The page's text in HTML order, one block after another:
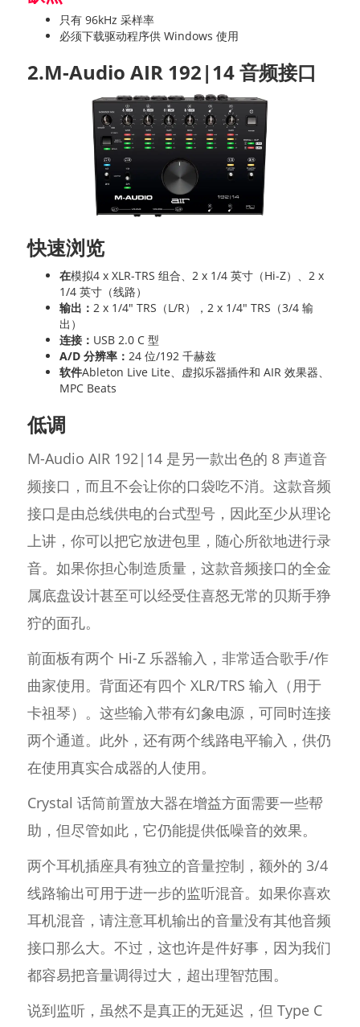
只有 96kHz 采样率
必须下载驱动程序供 Windows 使用
2.M-Audio AIR 192|14 音频接口
快速浏览
在模拟4 x XLR-TRS 组合、2 x 1/4 英寸（Hi-Z）、2 x
1/4 英寸（线路）
输出： 2 x 1/4" TRS（L/R），2 x 1/4" TRS（3/4 输
出）
连接： USB 2.0 C 型
A/D 分辨率： 24 位/192 千赫兹
软件Ableton Live Lite、虚拟乐器插件和 AIR 效果器、
MPC Beats
低调
M-Audio AIR 192|14 是另一款出色的 8 声道音
频接口，而且不会让你的口袋吃不消。这款音频
接口是由总线供电的台式型号，因此至少从理论
上讲，你可以把它放进包里，随心所欲地进行录
音。如果你担心制造质量，这款音频接口的全金
属底盘设计甚至可以经受住喜怒无常的贝斯手狰
狞的面孔。
前面板有两个 Hi-Z 乐器输入，非常适合歌手/作
曲家使用。背面还有四个 XLR/TRS 输入（用于
卡祖琴）。这些输入带有幻象电源，可同时连接
两个通道。此外，还有两个线路电平输入，供仍
在使用真实合成器的人使用。
Crystal 话筒前置放大器在增益方面需要一些帮
助，但尽管如此，它仍能提供低噪音的效果。
两个耳机插座具有独立的音量控制，额外的 3/4
线路输出可用于进一步的监听混音。如果你喜欢
耳机混音，请注意耳机输出的音量没有其他音频
接口那么大。不过，这也许是件好事，因为我们
都容易把音量调得过大，超出理智范围。
说到监听，虽然不是真正的无延迟，但 Type C